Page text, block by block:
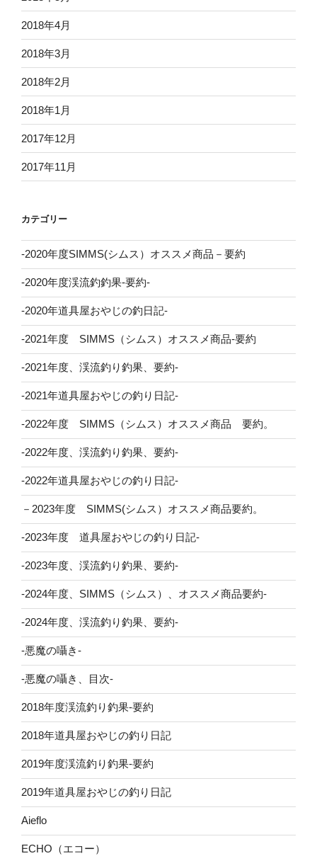
2018年4月
2018年3月
2018年2月
2018年1月
2017年12月
2017年11月
カテゴリー
-2020年度SIMMS(シムス）オススメ商品－要約
-2020年度渓流釣釣果-要約-
-2020年道具屋おやじの釣日記-
-2021年度 SIMMS（シムス）オススメ商品-要約
-2021年度、渓流釣り釣果、要約-
-2021年道具屋おやじの釣り日記-
-2022年度 SIMMS（シムス）オススメ商品 要約。
-2022年度、渓流釣り釣果、要約-
-2022年道具屋おやじの釣り日記-
－2023年度 SIMMS(シムス）オススメ商品要約。
-2023年度 道具屋おやじの釣り日記-
-2023年度、渓流釣り釣果、要約-
-2024年度、SIMMS（シムス）、オススメ商品要約-
-2024年度、渓流釣り釣果、要約-
-悪魔の囁き-
-悪魔の囁き、目次-
2018年度渓流釣り釣果-要約
2018年道具屋おやじの釣り日記
2019年度渓流釣り釣果-要約
2019年道具屋おやじの釣り日記
Aieflo
ECHO（エコー）